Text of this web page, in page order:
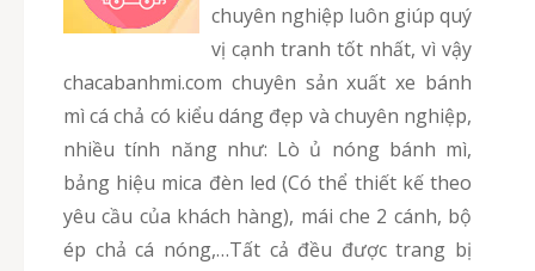
chuyên nghiệp luôn giúp quý
vị cạnh tranh tốt nhất, vì vậy
chacabanhmi.com chuyên sản xuất xe bánh
mì cá chả có kiểu dáng đẹp và chuyên nghiệp,
nhiều tính năng như: Lò ủ nóng bánh mì,
bảng hiệu mica đèn led (Có thể thiết kế theo
yêu cầu của khách hàng), mái che 2 cánh, bộ
ép chả cá nóng,…Tất cả đều được trang bị